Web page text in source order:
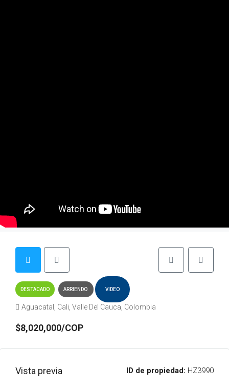
DESTACADO ARRIENDO VIDEO
Aguacatal, Cali, Valle Del Cauca, Colombia
$8,020,000/COP
Vista previa ID de propiedad: HZ3990